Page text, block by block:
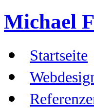
Michael
Startseite